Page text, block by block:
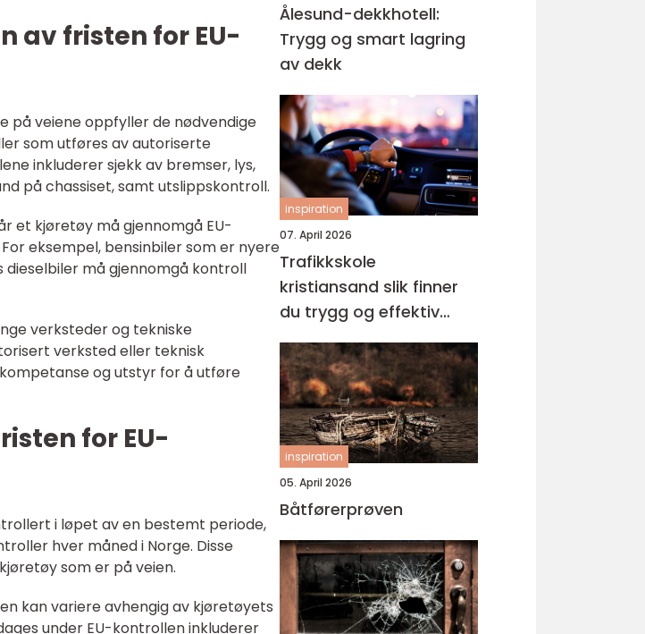
av fristen for EU-
på veiene oppfyller de nødvendige
som utføres av autoriserte
inkluderer sjekk av bremser, lys,
på chassiset, samt utslippskontroll.
et kjøretøy må gjennomgå EU-
eksempel, bensinbiler som er nyere
må gjennomgå kontroll
verksteder og tekniske
verksted eller teknisk
og utstyr for å utføre
for EU-
i løpet av en bestemt periode,
hver måned i Norge. Disse
som er på veien.
kan variere avhengig av kjøretøyets
under EU-kontrollen inkluderer
Ålesund-dekkhotell:
Trygg og smart lagring
av dekk
inspiration
07. April 2026
Trafikkskole
kristiansand slik finner
du trygg og effektiv
opplæring
inspiration
05. April 2026
Båtførerprøven